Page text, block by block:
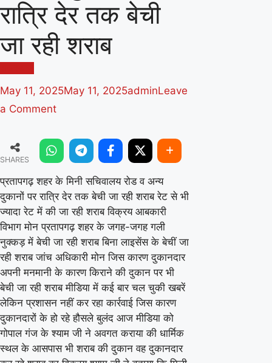
रात्रि देर तक बेची
जा रही शराब
May 11, 2025May 11, 2025adminLeave
a Commenton
शहर
के
मिनी
सचिवालय
रोड
अन्य
दुकानों
पर
रात्रि
तक
SHARES
प्रतापगढ़ शहर के मिनी सचिवालय रोड व अन्य
दुकानों पर रात्रि देर तक बेची जा रही शराब रेट से भी
ज्यादा रेट में की जा रही शराब विक्रय आबकारी
विभाग मोन प्रतापगढ़ शहर के जगह-जगह गली
नुक्कड़ में बेची जा रही शराब बिना लाइसेंस के बेचीं जा
रही शराब जांच अधिकारी मोन जिस कारण दुकानदार
अपनी मनमानी के कारण किराने की दुकान पर भी
बेची जा रही शराब मीडिया में कई बार चल चुकी खबरें
लेकिन प्रशासन नहीं कर रहा कार्रवाई जिस कारण
दुकानदारों के हो रहे हौसले बुलंद आज मीडिया को
गोपाल गंज के श्याम जी ने अवगत कराया की धार्मिक
स्थल के आसपास भी शराब की दुकान वह दुकानदार